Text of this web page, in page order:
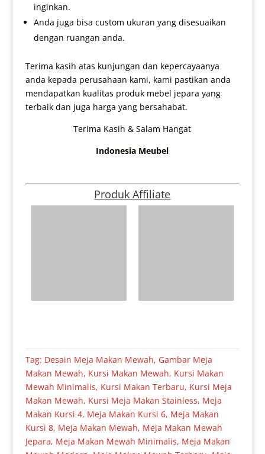
inginkan.
Anda juga bisa custom ukuran yang disesuaikan
dengan ruangan anda.
Terima kasih atas kunjungan dan kepercayaanya
anda kepada perusahaan kami, kami pastikan anda
mendapatkan kualitas produk mebel jepara yang
terbaik dan juga harga yang bersahabat.
Terima Kasih & Salam Hangat
Indonesia Meubel
Produk Affiliate
Tag: Desain Meja Makan Mewah, Gambar Meja
Makan Mewah, Kursi Makan Mewah, Kursi Makan
Mewah Minimalis, Kursi Makan Terbaru, Kursi Meja
Makan Mewah, Kursi Meja Makan Stainless, Meja
Makan Kursi 4, Meja Makan Kursi 6, Meja Makan
Kursi 8, Meja Makan Mewah, Meja Makan Mewah
Jepara, Meja Makan Mewah Minimalis, Meja Makan